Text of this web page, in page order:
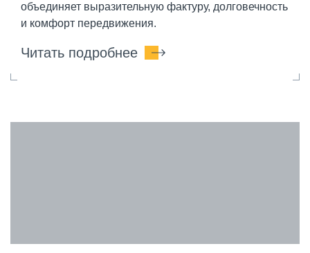
объединяет выразительную фактуру, долговечность
и комфорт передвижения.
Читать подробнее